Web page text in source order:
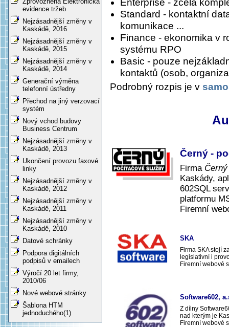
evidence tržeb
Nejzásadnější změny v
Kaskádě, 2016
Nejzásadnější změny v
Kaskádě, 2015
Nejzásadnější změny v
Kaskádě, 2014
Generační výměna
telefonní ústředny
Přechod na jiný verzovací
systém
Nový vchod budovy
Business Centrum
Nejzásadnější změny v
Kaskádě, 2013
Ukončení provozu faxové
linky
Nejzásadnější změny v
Kaskádě, 2012
Nejzásadnější změny v
Kaskádě, 2011
Nejzásadnější změny v
Kaskádě, 2010
Datové schránky
Podpora digitálních
podpisů v emailech
Výročí 20 let firmy,
2010/06
Nové webové stránky
Šablona HTM
jednoduchého(1)
Enterprise - zcela
Standard - kontaktní
komunikace ...
Finance - ekonomika v
systému RPO
Basic - pouze
kontaktů (osob,
Podrobný rozpis je v
Černý -
Firma
Kaskády,
602SQL
platformu
Firemní
SKA
Firma SKA stojí
legislativní i
Firemní webové
Software602,
Z dílny
nad kterým je
Firemní webové